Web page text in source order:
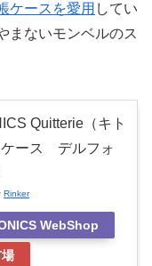
ケースを愛用 してい
まないモンベルのス
Quitterie（キト
ケース デルフォ
Rinker
WebShop